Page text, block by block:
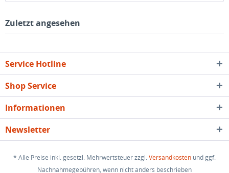
Zuletzt angesehen
Service Hotline
Shop Service
Informationen
Newsletter
* Alle Preise inkl. gesetzl. Mehrwertsteuer zzgl.Versandkosten und ggf.
Nachnahmegebühren, wenn nicht anders beschrieben